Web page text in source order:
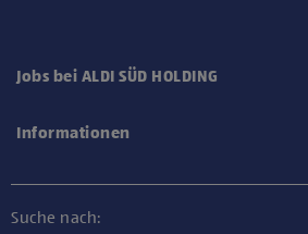
Jobs bei ALDI SÜD HOLDING
Informationen
Suche nach: